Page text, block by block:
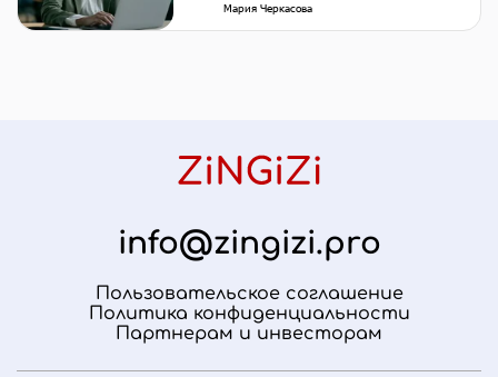
Мария Черкасова
info@zingizi.pro
Пользовательское соглашение
Политика конфиденциальности
Партнерам и инвесторам